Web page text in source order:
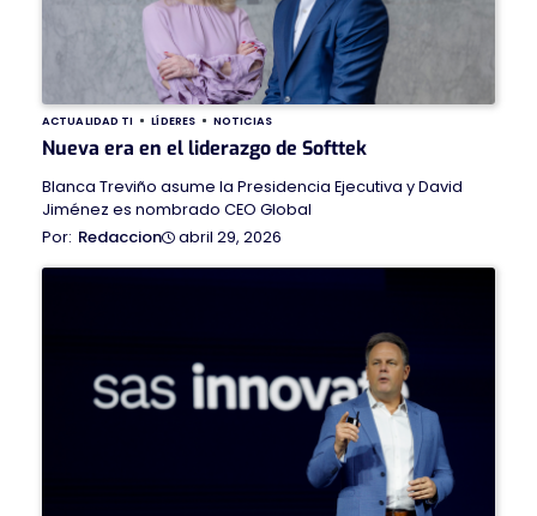
ACTUALIDAD TI LÍDERES NOTICIAS
Nueva era en el liderazgo de Softtek
Blanca Treviño asume la Presidencia Ejecutiva y David
Jiménez es nombrado CEO Global
Redaccion
abril 29, 2026